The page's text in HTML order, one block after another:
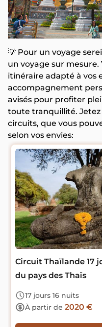
💡 Pour un voyage
un voyage sur mesure.
itinéraire adapté à vos
accompagnement
avisés pour profiter
toute tranquillité.
circuits, que vous
selon vos envies:
Circuit Thaïlande 17
du pays des Thaïs
17 jours 16 nuits
À partir de 2020 €